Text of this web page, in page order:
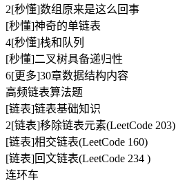
2[秒懂]数组原来是这么回事
[秒懂]神奇的单链表
4[秒懂]栈和队列
[秒懂]二叉树具备递归性
6[更多]30章数据结构内容
高频链表算法题
[链表]链表基础知识
2[链表]移除链表元素(LeetCode 203)
[链表]相交链表(LeetCode 160)
[链表]回文链表(LeetCode 234 )
连环车